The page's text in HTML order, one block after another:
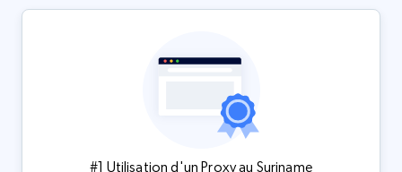
#1 Utilisation d'un Proxy au Suriname